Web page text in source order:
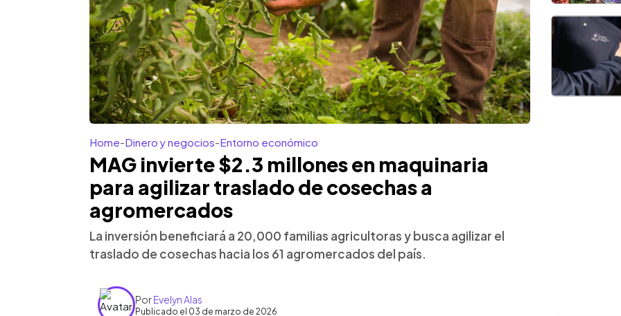
Home-Dinero y negocios-Entorno económico
MAG invierte $2.3 millones en maquinaria
para agilizar traslado de cosechas a
agromercados
La inversión beneficiará a 20,000 familias agricultoras y busca agilizar el
traslado de cosechas hacia los 61 agromercados del país.
PorEvelyn Alas
Publicado el 03 de marzo de 2026